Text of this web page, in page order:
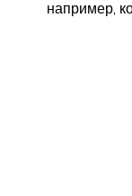
например,